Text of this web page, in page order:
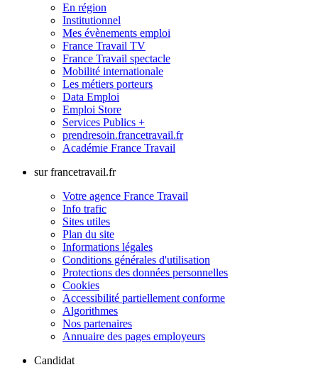
En région
Institutionnel
Mes évènements emploi
France Travail TV
France Travail spectacle
Mobilité internationale
Les métiers porteurs
Data Emploi
Emploi Store
Services Publics +
prendresoin.francetravail.fr
Académie France Travail
sur francetravail.fr
Votre agence France Travail
Info trafic
Sites utiles
Plan du site
Informations légales
Conditions générales d'utilisation
Protections des données personnelles
Cookies
Accessibilité partiellement conforme
Algorithmes
Nos partenaires
Annuaire des pages employeurs
Candidat